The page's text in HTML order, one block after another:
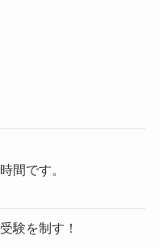
間です。
験を制す！